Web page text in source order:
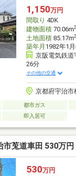
もあり、家族の荷物も
内に2台駐車可能（車種
！
1,150万円
間取り 4DK
建物面積70.06m2
土地面積85.17m2
築年月 1982年1
京阪電気鉄道
26分
その他の交通
京都府宇治市
都市ガス
即入居可
市莵道車田 530万円
530万円